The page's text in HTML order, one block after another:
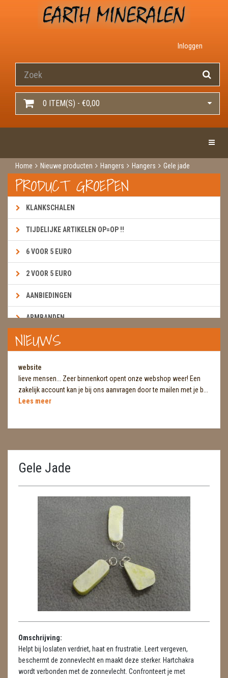
Inloggen
0 ITEM(S) - €0,00
Home Nieuwe producten Hangers Hangers Gele jade
PRODUCT GROEPEN
KLANKSCHALEN
TIJDELIJKE ARTIKELEN OP=OP !!
6 VOOR 5 EURO
2 VOOR 5 EURO
AANBIEDINGEN
ARMBANDEN
BOEKEN & KAARTEN E.A.R.T.H.
BROEKZAKSTENEN
CADEAUBONNEN
DIERTJES
DIVERSE
ENGELEN
GEODE 'S / STANDAARDS
GESLEPEN STENEN
HANGERS
HANGERS
LUXE HANGERS
HARTEN
HUISREINIGING
KAARSEN
NIEUWS
website
lieve mensen... Zeer binnenkort opent onze webshop weer! Een
zakelijk account kan je bij ons aanvragen door te mailen met je b...
Lees meer
Gele Jade
Omschrijving:
Helpt bij loslaten verdriet, haat en frustratie. Leert vergeven,
beschermt de zonnevlecht en maakt deze sterker. Hartchakra
wordt verbonden met de zonnevlecht. Confronteert je met